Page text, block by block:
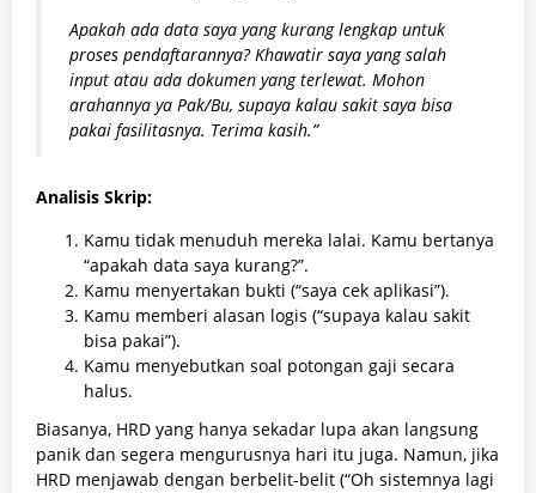
Apakah ada data saya yang kurang lengkap untuk
proses pendaftarannya? Khawatir saya yang salah
input atau ada dokumen yang terlewat. Mohon
arahannya ya Pak/Bu, supaya kalau sakit saya bisa
pakai fasilitasnya. Terima kasih.”
Analisis Skrip:
Kamu tidak menuduh mereka lalai. Kamu bertanya
“apakah data saya kurang?”.
Kamu menyertakan bukti (“saya cek aplikasi”).
Kamu memberi alasan logis (“supaya kalau sakit
bisa pakai”).
Kamu menyebutkan soal potongan gaji secara
halus.
Biasanya, HRD yang hanya sekadar lupa akan langsung
panik dan segera mengurusnya hari itu juga. Namun, jika
HRD menjawab dengan berbelit-belit (“Oh sistemnya lagi